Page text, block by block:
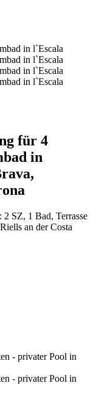
für 4
in
SZ, 1 Bad, Terrasse
an der Costa